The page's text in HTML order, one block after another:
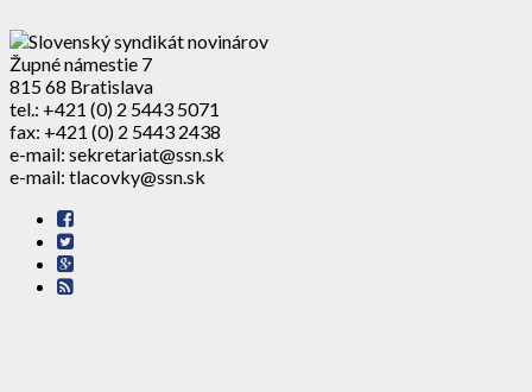
Župné námestie 7
815 68 Bratislava
tel.: +421 (0) 2 5443 5071
fax: +421 (0) 2 5443 2438
e-mail: sekretariat@ssn.sk
e-mail: tlacovky@ssn.sk